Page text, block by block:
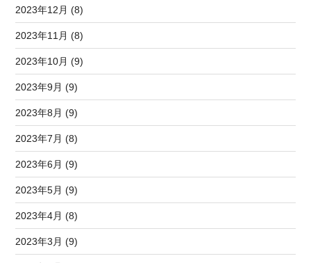
2023年12月 (8)
2023年11月 (8)
2023年10月 (9)
2023年9月 (9)
2023年8月 (9)
2023年7月 (8)
2023年6月 (9)
2023年5月 (9)
2023年4月 (8)
2023年3月 (9)